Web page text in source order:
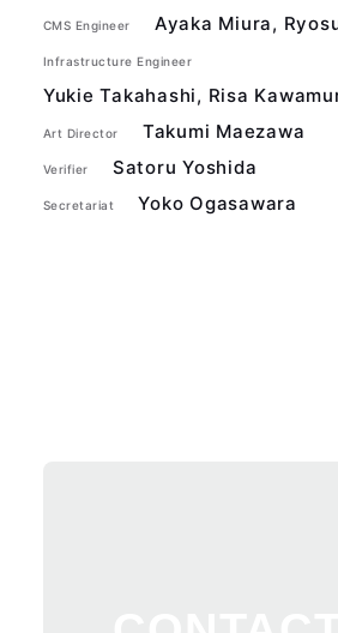
CMS Engineer Ayaka Miura,
Infrastructure Engineer
Yukie Takahashi, Risa
Art Director Takumi Maezawa
Verifier Satoru Yoshida
Secretariat Yoko Ogasawara